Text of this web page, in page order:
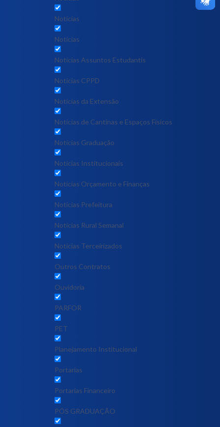
Notícias
Notícias
Notícias Assuntos Estudantis
Notícias CPPD
Notícias da Extensão
Notícias de Cantinas e Espaços Físicos
Notícias Graduação
Notícias Institucionais
Notícias Orçamento e Finanças
Notícias Prefeitura
Notícias Rural Semanal
Notícias Terceirizados
Outros Contratos
Ouvidoria
PARFOR
PET
Planejamento Institucional
Portarias
Portarias Financeiro
PÓS GRADUAÇÃO